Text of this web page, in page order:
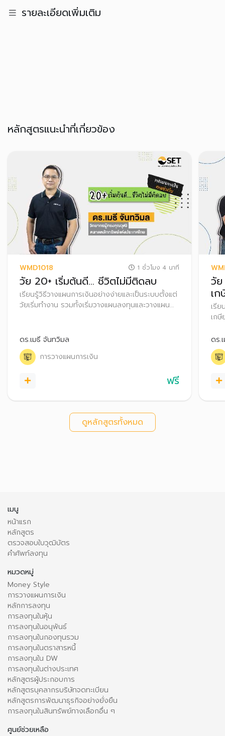
รายละเอียดเพิ่มเติม
หลักสูตรแนะนำที่เกี่ยวข้อง
WMD1018 1 ชั่วโมง 4 นาที
วัย 20+ เริ่มต้นดี… ชีวิตไม่มีติดลบ
เรียนรู้วิธีวางแผนการเงินอย่างง่ายและเป็นระบบตั้งแต่
วัยเริ่มทำงาน รวมทั้งเริ่มวางแผนลงทุนและวางแผน
ดร.เมธี จันทวิมล
การวางแผนการเงิน
ฟรี
วั
เ
เรี
เก
ดร.
ดูหลักสูตรทั้งหมด
เมนู
หน้าแรก
หลักสูตร
ตรวจสอบใบวุฒิบัตร
คำศัพท์ลงทุน
หมวดหมู่
Money Style
การวางแผนการเงิน
หลักการลงทุน
การลงทุนในหุ้น
การลงทุนในอนุพันธ์
การลงทุนในกองทุนรวม
การลงทุนในตราสารหนี้
การลงทุนใน DW
การลงทุนในต่างประเทศ
หลักสูตรผู้ประกอบการ
หลักสูตรบุคลากรบริษัทจดทะเบียน
หลักสูตรการพัฒนาธุรกิจอย่างยั่งยืน
การลงทุนในสินทรัพย์ทางเลือกอื่น ๆ
ศูนย์ช่วยเหลือ